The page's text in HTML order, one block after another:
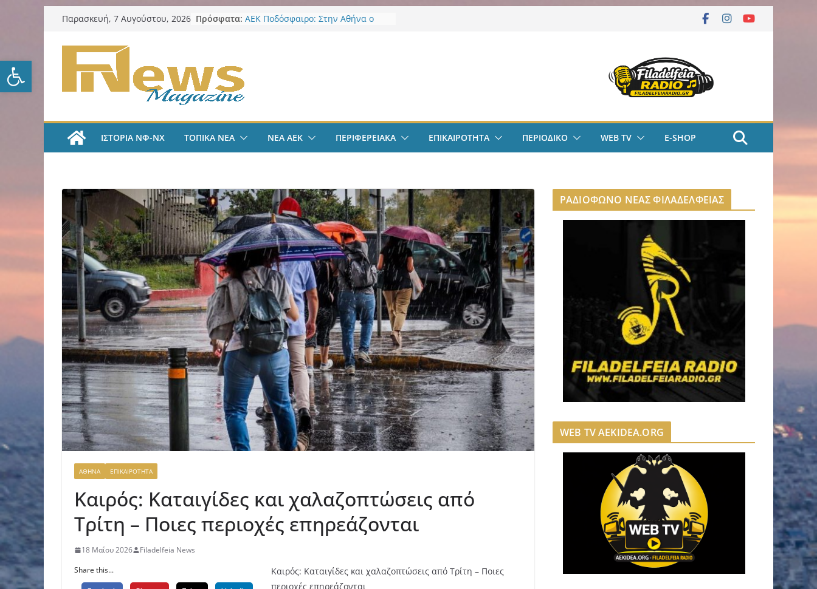
Ανοίξτε τη γραμμή εργαλείων
Μετάβαση
περιεχόμενο
Παρασκευή, 7 Αυγούστου, 2026 Πρόσφατα: ΑΕΚ Ποδόσφαιρο: Στην Αθήνα ο
ψηφιακά εργαλεία στην Ευρώπη
για τη διαφάνεια και τη
με Άννα Γκόμες Ρεσέντε
ΑΕΚ Χάντμπολ Γυναικών:
Ανακοίνωσε την Νικολίνα Ανδρέου,
18χρονη Κύπρια εξτρέμ
ΙΣΤΟΡΙΑ ΝΦ-ΝΧ ΤΟΠΙΚΑ ΝΕΑ ΝΕΑ ΑΕΚ ΠΕΡΙΦΕΡΕΙΑΚΑ ΕΠΙΚΑΙΡΟΤΗΤΑ ΠΕΡΙΟΔΙΚΟ WEB TV E-SHOP
ΑΘΗΝΑ ΕΠΙΚΑΙΡΟΤΗΤΑ
Καιρός: Καταιγίδες και χαλαζοπτώσεις από
Τρίτη – Ποιες περιοχές επηρεάζονται
18 Μαΐου 2026
Filadelfeia News
Share this...
Καιρός: Καταιγίδες και χαλαζοπτώσεις από Τρίτη – Ποιες
περιοχές επηρεάζονται
ΡΑΔΙΟΦΩΝΟ ΝΕΑΣ ΦΙΛΑΔΕΛΦΕΙΑΣ
WEB TV AEKIDEA.ORG